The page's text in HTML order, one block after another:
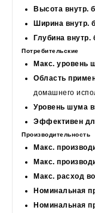
Высота внутр.
Ширина внутр.
Глубина внутр.
Потребительские
Макс. уровень
Область
домашнего
Уровень шума
Эффективен
Производительность
Макс.
Макс.
Макс. расход
Номинальная
Номинальная